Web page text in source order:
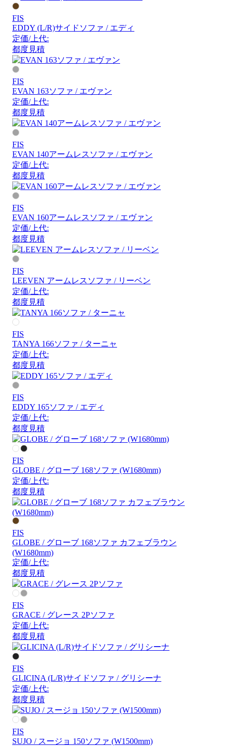
FIS
EDDY (L/R)サイドソファ / エディ
定価/上代:
都度見積
FIS
EVAN 163ソファ / エヴァン
定価/上代:
都度見積
FIS
EVAN 140アームレスソファ / エヴァン
定価/上代:
都度見積
FIS
EVAN 160アームレスソファ / エヴァン
定価/上代:
都度見積
FIS
LEEVEN アームレスソファ / リーベン
定価/上代:
都度見積
FIS
TANYA 166ソファ / ターニャ
定価/上代:
都度見積
FIS
EDDY 165ソファ / エディ
定価/上代:
都度見積
FIS
GLOBE / グローブ 168ソファ (W1680mm)
定価/上代:
都度見積
FIS
GLOBE / グローブ 168ソファ カフェブラウン
(W1680mm)
定価/上代:
都度見積
FIS
GRACE / グレース 2Pソファ
定価/上代:
都度見積
FIS
GLICINA (L/R)サイドソファ / グリシーナ
定価/上代:
都度見積
FIS
SUJO / スージョ 150ソファ (W1500mm)